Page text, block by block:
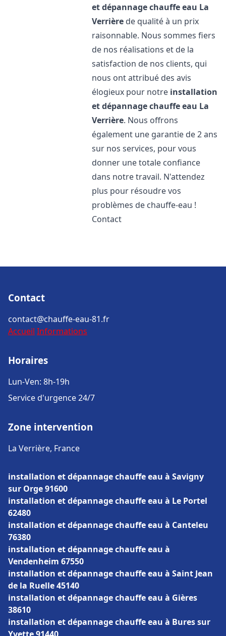
et dépannage chauffe eau La
Verrière de qualité à un prix
raisonnable. Nous sommes fiers
de nos réalisations et de la
satisfaction de nos clients, qui
nous ont attribué des avis
élogieux pour notre installation
et dépannage chauffe eau La
Verrière. Nous offrons
également une garantie de 2 ans
sur nos services, pour vous
donner une totale confiance
dans notre travail. N'attendez
plus pour résoudre vos
problèmes de chauffe-eau !
Contact
Contact
contact@chauffe-eau-81.fr
Accueil Informations
Horaires
Lun-Ven: 8h-19h
Service d'urgence 24/7
Zone intervention
La Verrière, France
installation et dépannage chauffe eau à Savigny
sur Orge 91600
installation et dépannage chauffe eau à Le Portel
62480
installation et dépannage chauffe eau à Canteleu
76380
installation et dépannage chauffe eau à
Vendenheim 67550
installation et dépannage chauffe eau à Saint Jean
de la Ruelle 45140
installation et dépannage chauffe eau à Gières
38610
installation et dépannage chauffe eau à Bures sur